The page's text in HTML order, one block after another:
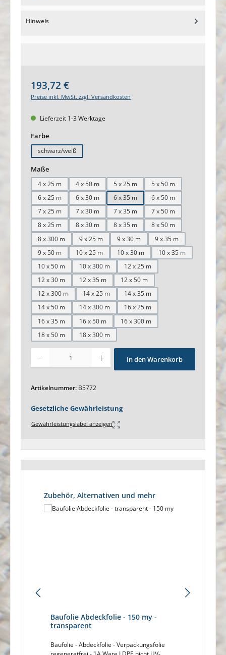
Hinweis
Regulärer Preis:
193,72 €
Preise inkl. MwSt. zzgl. Versandkosten
Lieferzeit 1-3 Werktage
Farbeauswählen
schwarz/weiß
Maßeauswählen
4 x 25 m 4 x 50 m 5 x 25 m
5 x 50 m
6 x 25 m
6 x 30 m 6 x 35 m
6 x 50 m
7 x 25 m
7 x 30 m 7 x 35 m
7 x 50 m
8 x 25 m
8 x 30 m 8 x 35 m
8 x 50 m
8 x 300 m
9 x 25 m 9 x 30 m
9 x 35 m
9 x 50 m
10 x 25 m 10 x 30 m
10 x 35 m
10 x 50 m
10 x 300 m
12 x 25 m
12 x 30 m
12 x 35 m
12 x 50 m
12 x 300 m
14 x 25 m
14 x 35 m
14 x 50 m
14 x 300 m
16 x 25 m
16 x 35 m
16 x 50 m
16 x 300 m
18 x 50 m
18 x 300 m
Produkt Anzahl: Gib den gewünschten Wert ein oder benutze die
In den Warenkorb
Artikelnummer: B5772
Gesetzliche Gewährleistung
Gewährleistungslabel anzeigen
Produktgalerie überspringen
Zubehör, Alternativen und mehr
Baufolie Abdeckfolie - 150 my -
transparent
Baufolie - Abdeckfolie - Verpackungsfolie